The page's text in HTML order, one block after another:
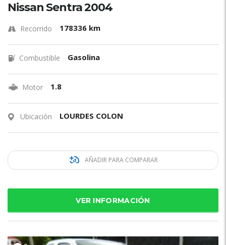
Nissan Sentra 2004
Recorrido 178336 km
Combustible Gasolina
Motor 1.8
Ubicación LOURDES COLON
AÑADIR PARA COMPARAR
VER INFORMACIÓN